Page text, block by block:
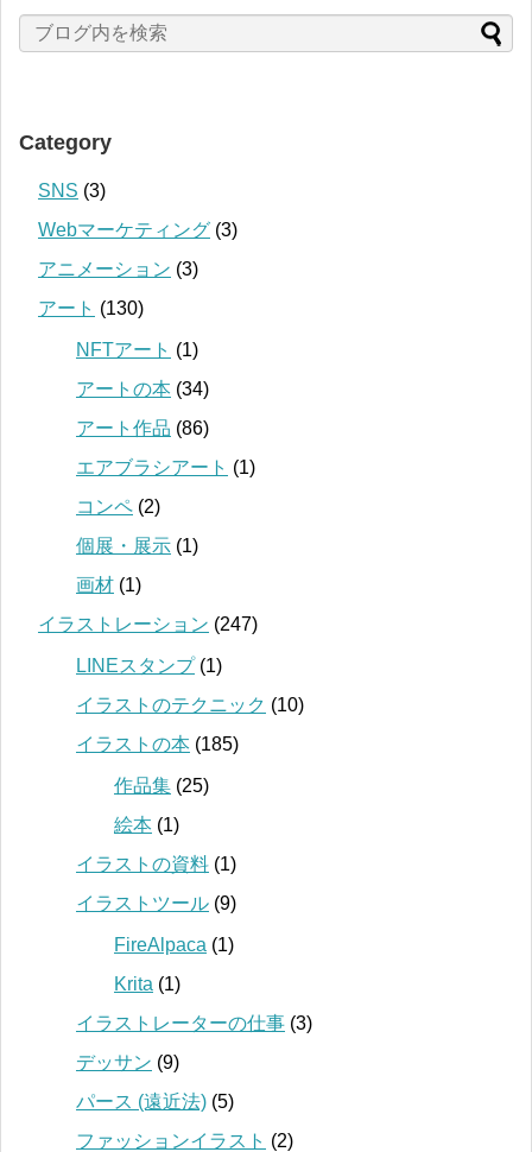
Category
SNS (3)
Webマーケティング (3)
アニメーション (3)
アート (130)
NFTアート (1)
アートの本 (34)
アート作品 (86)
エアブラシアート (1)
コンペ (2)
個展・展示 (1)
画材 (1)
イラストレーション (247)
LINEスタンプ(1)
イラストのテクニック (10)
イラストの本 (185)
作品集 (25)
絵本 (1)
イラストの資料 (1)
イラストツール (9)
FireAlpaca (1)
Krita (1)
イラストレーターの仕事 (3)
デッサン (9)
パース (遠近法) (5)
ファッションイラスト (2)